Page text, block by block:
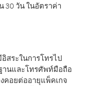
30 วัน ในอัตราค่า
สระในการโทรไป
านและโทรศัพท์มือถือ
คอยต่ออายุแพ็คเกจ